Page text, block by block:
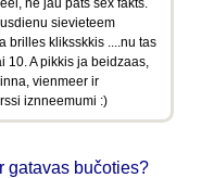
ne jau pats sex fakts.
sievieteem
brilles kliksskkis ....nu tas
10. A pikkis ja beidzaas,
vienmeer ir
iznneemumi :)
gatavas bučoties?